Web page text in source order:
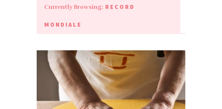
Currently Browsing: RECORD
MONDIALE